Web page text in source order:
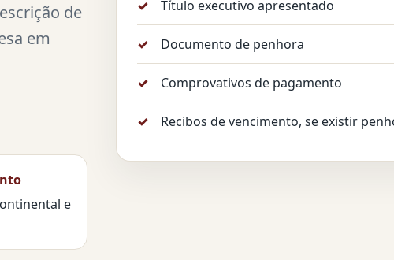
de
em
e
Título executivo apresentado
Documento de penhora
Comprovativos de pagamento
Recibos de vencimento, se existir